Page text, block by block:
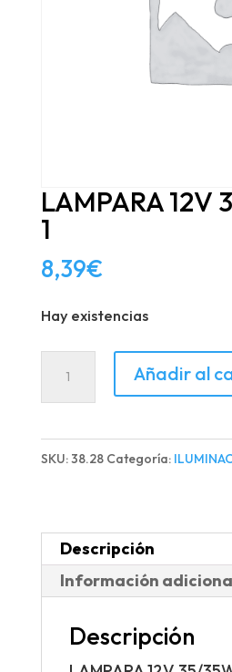
LAMPARA 12V
1
8,39€
Hay existencias
HS-
Añadir al
SKU:38.28 Categoría:
Descripción
Información
Descripción